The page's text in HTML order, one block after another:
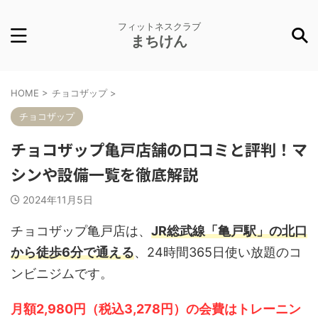
フィットネスクラブ
まちけん
HOME > チョコザップ >
チョコザップ
チョコザップ亀戸店舗の口コミと評判！マ
シンや設備一覧を徹底解説
2024年11月5日
チョコザップ亀戸店は、 JR総武線「亀戸駅」の北口
から徒歩6分で通える、24時間365日使い放題のコ
ンビニジムです。
月額2,980円（税込3,278円）の会費はトレーニン